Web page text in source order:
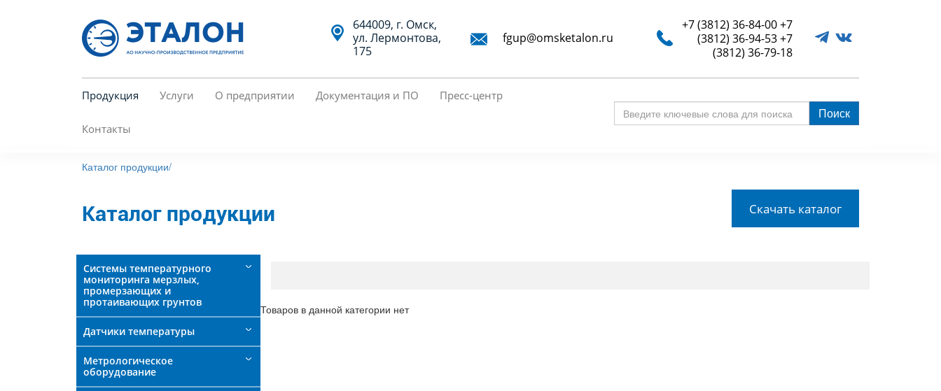
644009, г. Омск,
ул. Лермонтова,
175
fgup@omsketalon.ru
+7 (3812) 36-84-00+7
(3812) 36-94-53+7
(3812) 36-79-18
Продукция Услуги О предприятии Документация и ПО Пресс-центр
Контакты
Поиск
Каталог продукции/
Каталог продукции Скачать каталог
Системы температурного
мониторинга мерзлых,
промерзающих и
протаивающих грунтов
Датчики температуры
Метрологическое
оборудование
Товаров в данной категории нет